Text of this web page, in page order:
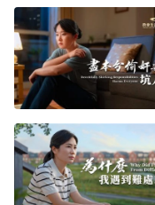
太不值得信賴了！
我的心，帶領幫助
之後我又尋求
導致的呢？我看到
開展，但現在對你
外的，這麽多工作
嗎？刑罰審判不能